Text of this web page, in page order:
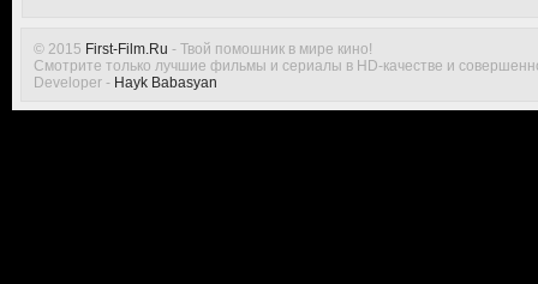
© 2015 First-Film.Ru - Твой помошник в мире кино!
Смотрите только лучшие фильмы и сериалы в HD-качестве и
Developer - Hayk Babasyan